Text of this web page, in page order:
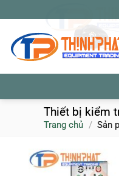
qua
dung
Thiết bị kiểm
Trang chủ / Sản